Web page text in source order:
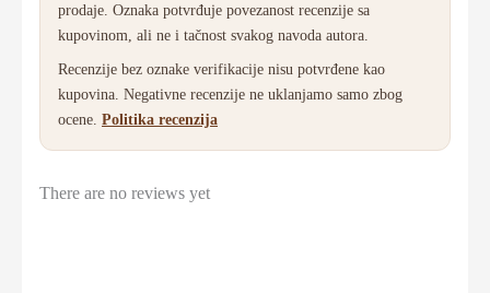
prodaje. Oznaka potvrđuje povezanost recenzije sa
kupovinom, ali ne i tačnost svakog navoda autora.
Recenzije bez oznake verifikacije nisu potvrđene kao
kupovina. Negativne recenzije ne uklanjamo samo zbog
ocene. Politika recenzija
There are no reviews yet